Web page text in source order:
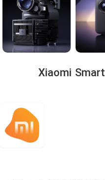
ویدئو پروژکتور شیائومی Xiaomi Smart